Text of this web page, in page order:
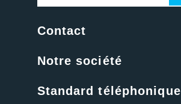
Contact
Notre société
Standard téléphonique